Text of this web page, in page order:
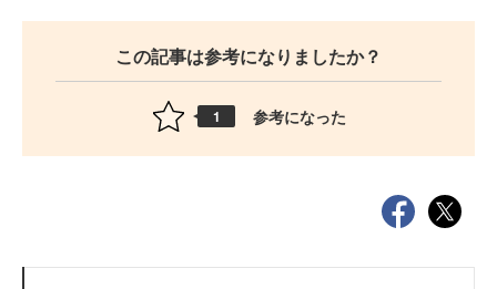
この記事は参考になりましたか？
1 参考になった